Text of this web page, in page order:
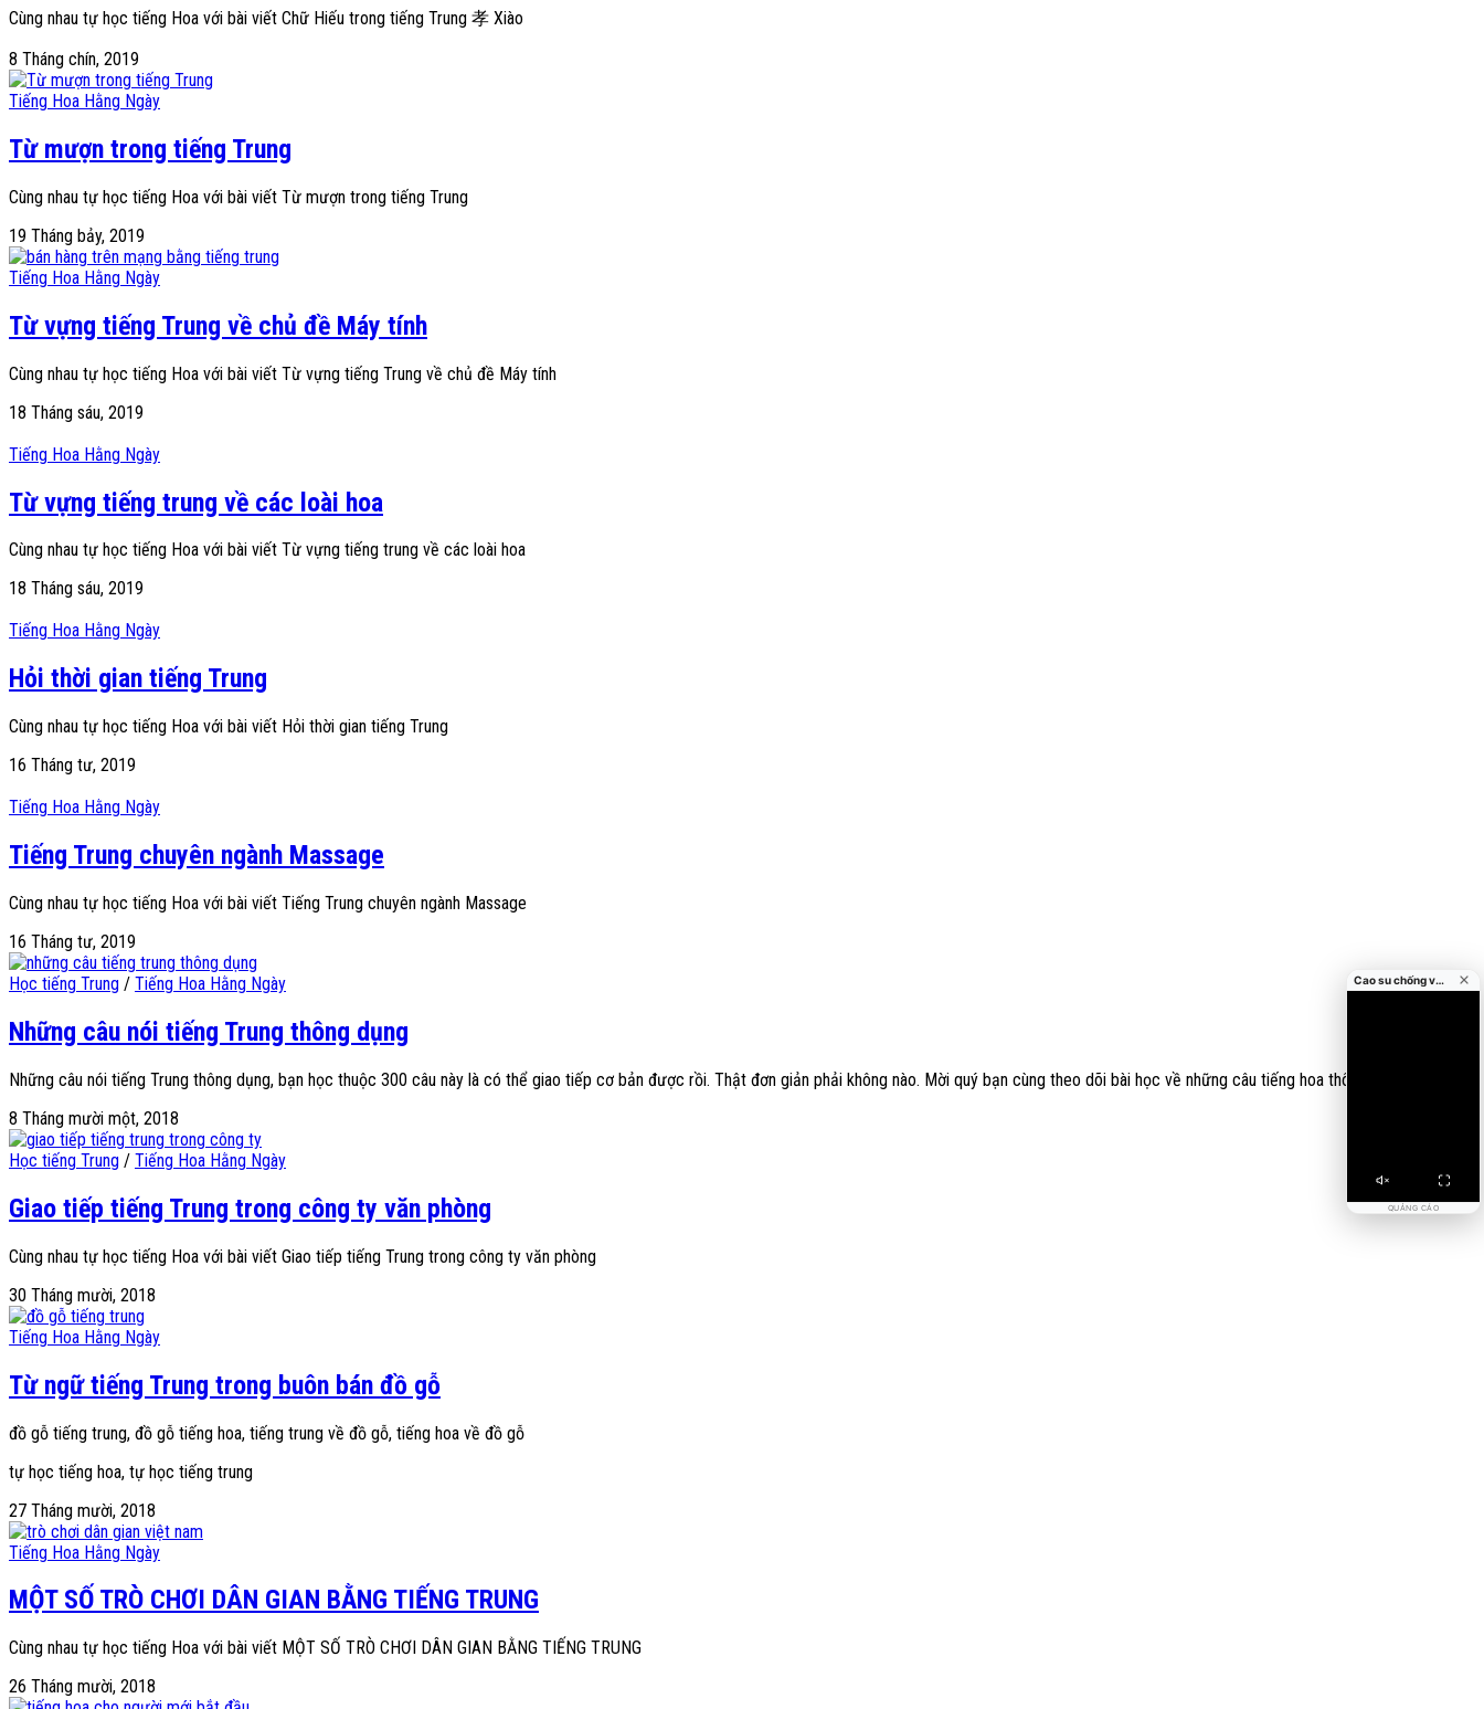
Cùng nhau tự học tiếng Hoa với bài viết Chữ Hiếu trong tiếng Trung 孝 Xiào
8 Tháng chín, 2019
Tiếng Hoa Hằng Ngày
Từ mượn trong tiếng Trung
Cùng nhau tự học tiếng Hoa với bài viết Từ mượn trong tiếng Trung
19 Tháng bảy, 2019
Tiếng Hoa Hằng Ngày
Từ vựng tiếng Trung về chủ đề Máy tính
Cùng nhau tự học tiếng Hoa với bài viết Từ vựng tiếng Trung về chủ đề Máy tính
18 Tháng sáu, 2019
Tiếng Hoa Hằng Ngày
Từ vựng tiếng trung về các loài hoa
Cùng nhau tự học tiếng Hoa với bài viết Từ vựng tiếng trung về các loài hoa
18 Tháng sáu, 2019
Tiếng Hoa Hằng Ngày
Hỏi thời gian tiếng Trung
Cùng nhau tự học tiếng Hoa với bài viết Hỏi thời gian tiếng Trung
16 Tháng tư, 2019
Tiếng Hoa Hằng Ngày
Tiếng Trung chuyên ngành Massage
Cùng nhau tự học tiếng Hoa với bài viết Tiếng Trung chuyên ngành Massage
16 Tháng tư, 2019
Học tiếng Trung / Tiếng Hoa Hằng Ngày
Những câu nói tiếng Trung thông dụng
Những câu nói tiếng Trung thông dụng, bạn học thuộc 300 câu này là có thể giao tiếp cơ bản được rồi. Thật đơn giản phải không nào. Mời quý bạn cùng theo dõi bài học về những câu tiếng hoa thông dụng dưới đây:
8 Tháng mười một, 2018
Học tiếng Trung / Tiếng Hoa Hằng Ngày
Giao tiếp tiếng Trung trong công ty văn phòng
Cùng nhau tự học tiếng Hoa với bài viết Giao tiếp tiếng Trung trong công ty văn phòng
30 Tháng mười, 2018
Tiếng Hoa Hằng Ngày
Từ ngữ tiếng Trung trong buôn bán đồ gỗ
đồ gỗ tiếng trung, đồ gỗ tiếng hoa, tiếng trung về đồ gỗ, tiếng hoa về đồ gỗ
tự học tiếng hoa, tự học tiếng trung
27 Tháng mười, 2018
Tiếng Hoa Hằng Ngày
MỘT SỐ TRÒ CHƠI DÂN GIAN BẰNG TIẾNG TRUNG
Cùng nhau tự học tiếng Hoa với bài viết MỘT SỐ TRÒ CHƠI DÂN GIAN BẰNG TIẾNG TRUNG
26 Tháng mười, 2018
Cao su chống va đập cửa
QUẢNG CÁO